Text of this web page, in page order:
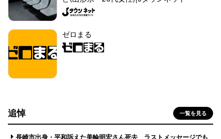
ゼロまる
追悼 一覧を見る
長崎市出身・平和訴えた美輪明宏さん死去 ラストメッセージでも